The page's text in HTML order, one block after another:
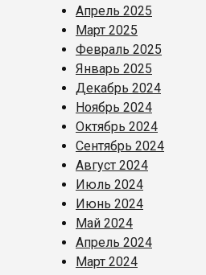
Апрель 2025
Март 2025
Февраль 2025
Январь 2025
Декабрь 2024
Ноябрь 2024
Октябрь 2024
Сентябрь 2024
Август 2024
Июль 2024
Июнь 2024
Май 2024
Апрель 2024
Март 2024